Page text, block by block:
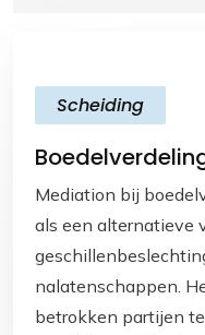
Scheiding
Mediation bij
als een alternatieve
nalatenschappen.
betrokken partijen